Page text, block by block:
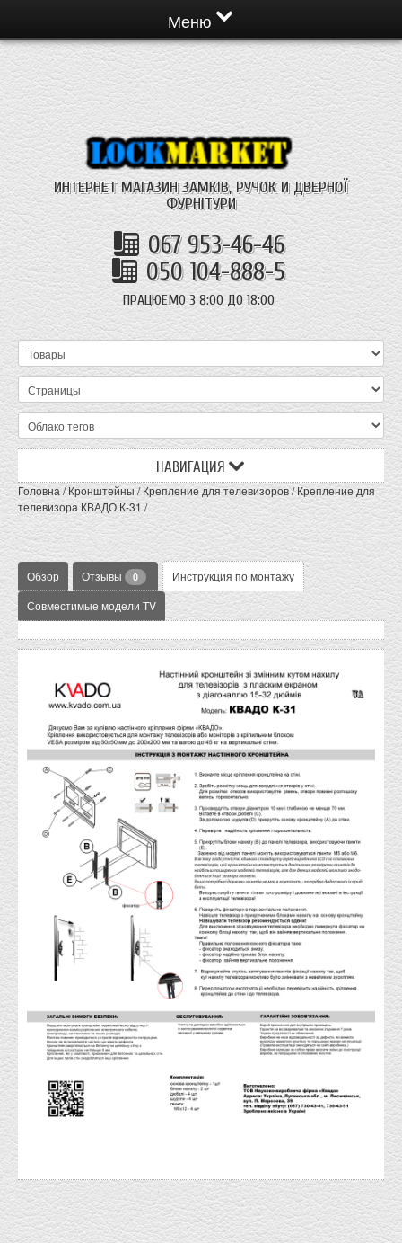
Меню
ИНТЕРНЕТ МАГАЗИН ЗАМКІВ, РУЧОК И ДВЕРНОЇ
ФУРНІТУРИ
067 953-46-46
050 104-888-5
ПРАЦЮЕМО З 8:00 ДО 18:00
НАВИГАЦИЯ
Головна/Кронштейны/Крепление для телевизоров/Крепление для
телевизора КВАДО К-31/
Обзор Отзывы 0
Инструкция по монтажу
Совместимые модели TV